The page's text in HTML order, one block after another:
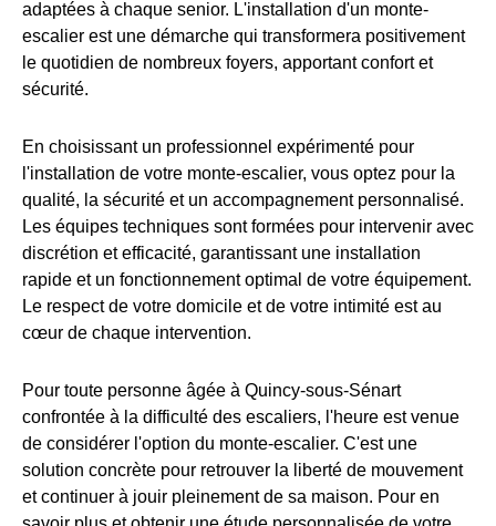
adaptées à chaque senior. L'installation d'un monte-
escalier est une démarche qui transformera positivement
le quotidien de nombreux foyers, apportant confort et
sécurité.
En choisissant un professionnel expérimenté pour
l'installation de votre monte-escalier, vous optez pour la
qualité, la sécurité et un accompagnement personnalisé.
Les équipes techniques sont formées pour intervenir avec
discrétion et efficacité, garantissant une installation
rapide et un fonctionnement optimal de votre équipement.
Le respect de votre domicile et de votre intimité est au
cœur de chaque intervention.
Pour toute personne âgée à Quincy-sous-Sénart
confrontée à la difficulté des escaliers, l'heure est venue
de considérer l'option du monte-escalier. C'est une
solution concrète pour retrouver la liberté de mouvement
et continuer à jouir pleinement de sa maison. Pour en